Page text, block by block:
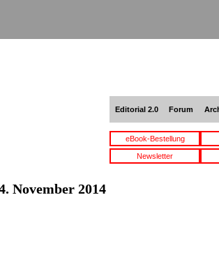
Editorial 2.0 Forum
eBook-Bestellung
Newsletter
November 2014